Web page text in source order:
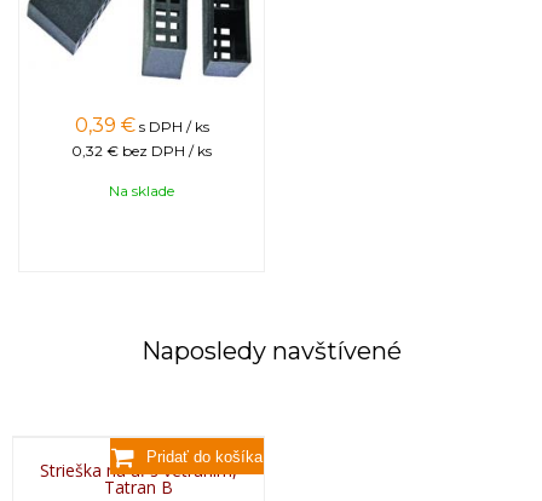
0,39 € s DPH / ks
0,32 € bez DPH / ks
Na sklade
Naposledy navštívené
Strieška na úľ s vetraním,
Tatran B